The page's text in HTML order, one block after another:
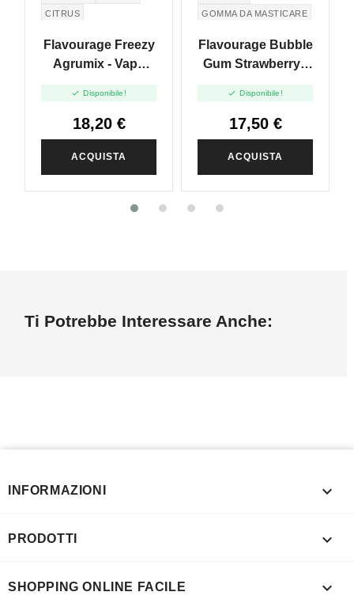
CITRUS
Flavourage Freezy
Agrumix - Vape
 Disponibile!
18,20 €
ACQUISTA
GOMMA DA MASTICARE
Flavourage Bubble
Gum Strawberry -
 Disponibile!
17,50 €
ACQUISTA
Ti Potrebbe Interessare Anche:
INFORMAZIONI 
PRODOTTI 
SHOPPING ONLINE FACILE 